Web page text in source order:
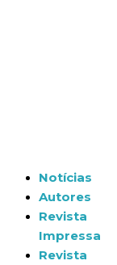
Notícias
Autores
Revista
Impressa
Revista